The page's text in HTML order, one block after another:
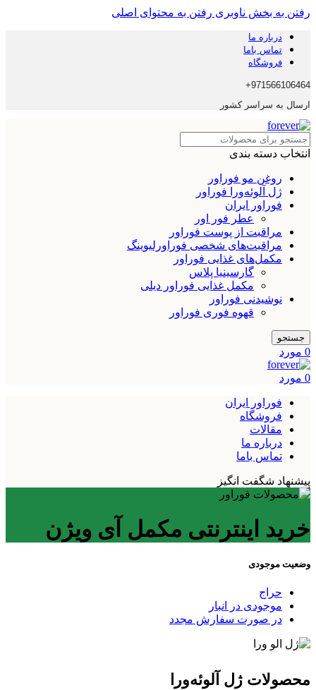
رفتن به بخش ناوبری رفتن به محتوای اصلی
درباره ما
تماس باما
فروشگاه
971566106464+
ارسال به سراسر کشور
انتخاب دسته بندی
روغن مو فوراور
ژل آلوئه‌ورا فوراور
فوراور ایران
عطر فور اور
مراقبت از پوست فوراور
مراقبت‌های شخصی فوراورلیوینگ
مکمل‌های غذایی فوراور
گارسینیا پلاس
مکمل غذایی فوراور دیلی
نوشیدنی فوراور
قهوه فوری فوراور
جستجو
0 مورد
0 مورد
فوراور ایران
فروشگاه
مقالات
درباره ما
تماس باما
پیشنهاد شگفت انگیز
خرید اینترنتی مکمل آی ویژن
وضعیت موجودی
حراج
موجودی در انبار
در صورت سفارش مجدد
محصولات ژل آلوئه‌ورا